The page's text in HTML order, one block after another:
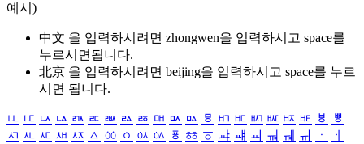
예시)
中文 을 입력하시려면 zhongwen을 입력하시고 space를
누르시면됩니다.
北京 을 입력하시려면 beijing을 입력하시고 space를 누르
시면 됩니다.
ㅥ ㅦ ㅧ ㅨ ㅩ ㅪ ㅫ ㅬ ㅭ ㅮ ㅯ ㅰ ㅱ ㅲ ㅳ ㅴ ㅵ ㅶ ㅷ ㅸ
ㅹ
ㅺ ㅻ ㅼ ㅽ ㅾ ㅿ ㆀ ㆁ ㆂ ㆃ ㆄ ㆅ ㆆ ㆇ ㆈ ㆉ ㆊ ㆋ ㆌ ㆍ
ㆎ